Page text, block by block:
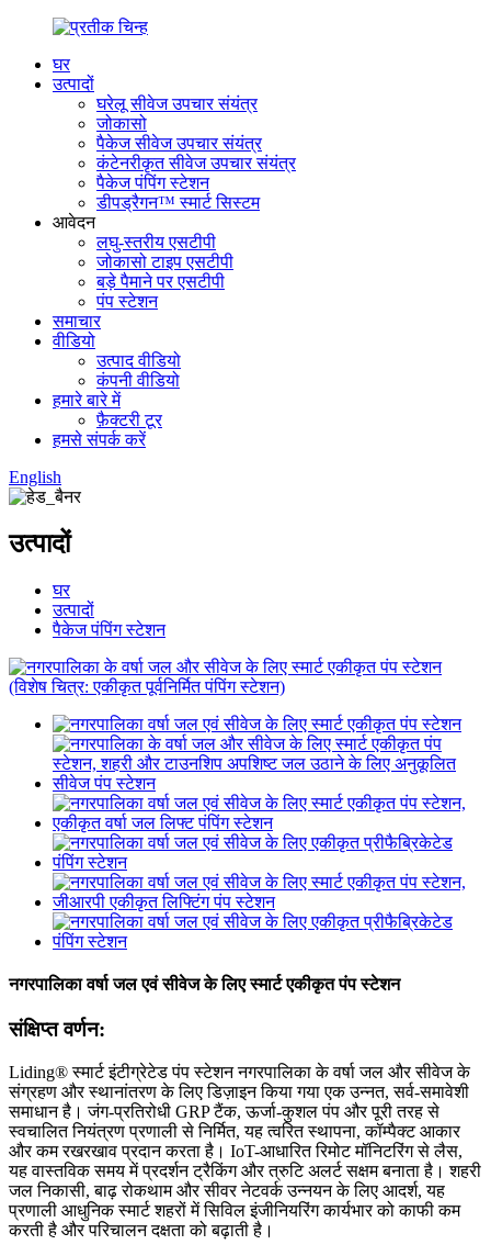
घर
उत्पादों
घरेलू सीवेज उपचार संयंत्र
जोकासो
पैकेज सीवेज उपचार संयंत्र
कंटेनरीकृत सीवेज उपचार संयंत्र
पैकेज पंपिंग स्टेशन
डीपड्रैगन™ स्मार्ट सिस्टम
आवेदन
लघु-स्तरीय एसटीपी
जोकासो टाइप एसटीपी
बड़े पैमाने पर एसटीपी
पंप स्टेशन
समाचार
वीडियो
उत्पाद वीडियो
कंपनी वीडियो
हमारे बारे में
फ़ैक्टरी टूर
हमसे संपर्क करें
English
उत्पादों
घर
उत्पादों
पैकेज पंपिंग स्टेशन
नगरपालिका वर्षा जल एवं सीवेज के लिए स्मार्ट एकीकृत पंप स्टेशन
संक्षिप्त वर्णन:
Liding® स्मार्ट इंटीग्रेटेड पंप स्टेशन नगरपालिका के वर्षा जल और सीवेज के
संग्रहण और स्थानांतरण के लिए डिज़ाइन किया गया एक उन्नत, सर्व-समावेशी
समाधान है। जंग-प्रतिरोधी GRP टैंक, ऊर्जा-कुशल पंप और पूरी तरह से
स्वचालित नियंत्रण प्रणाली से निर्मित, यह त्वरित स्थापना, कॉम्पैक्ट आकार
और कम रखरखाव प्रदान करता है। IoT-आधारित रिमोट मॉनिटरिंग से लैस,
यह वास्तविक समय में प्रदर्शन ट्रैकिंग और त्रुटि अलर्ट सक्षम बनाता है। शहरी
जल निकासी, बाढ़ रोकथाम और सीवर नेटवर्क उन्नयन के लिए आदर्श, यह
प्रणाली आधुनिक स्मार्ट शहरों में सिविल इंजीनियरिंग कार्यभार को काफी कम
करती है और परिचालन दक्षता को बढ़ाती है।